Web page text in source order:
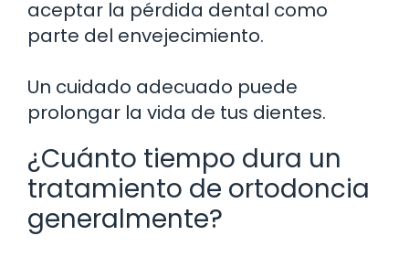
aceptar la pérdida dental como
parte del envejecimiento.
Un cuidado adecuado puede
prolongar la vida de tus dientes.
¿Cuánto tiempo dura un
tratamiento de ortodoncia
generalmente?